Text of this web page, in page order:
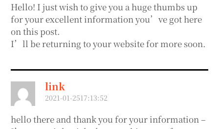
Hello! I just wish to give you a huge thumbs up
for your excellent information you’ve got here
on this post.
I’ll be returning to your website for more soon.
link
2021-01-2517:13:52
hello there and thank you for your information –